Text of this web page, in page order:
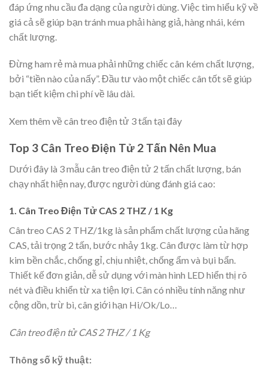
đáp ứng nhu cầu đa dạng của người dùng. Việc tìm hiểu kỹ về
giá cả sẽ giúp bạn tránh mua phải hàng giả, hàng nhái, kém
chất lượng.
Đừng ham rẻ mà mua phải những chiếc cân kém chất lượng,
bởi “tiền nào của nấy”. Đầu tư vào một chiếc cân tốt sẽ giúp
bạn tiết kiệm chi phí về lâu dài.
Xem thêm về cân treo điện tử 3 tấn tại đây
Top 3 Cân Treo Điện Tử 2 Tấn Nên Mua
Dưới đây là 3 mẫu cân treo điện tử 2 tấn chất lượng, bán
chạy nhất hiện nay, được người dùng đánh giá cao:
1. Cân Treo Điện Tử CAS 2 THZ / 1 Kg
Cân treo CAS 2 THZ/1kg là sản phẩm chất lượng của hãng
CAS, tải trọng 2 tấn, bước nhảy 1kg. Cân được làm từ hợp
kim bền chắc, chống gỉ, chịu nhiệt, chống ẩm và bụi bẩn.
Thiết kế đơn giản, dễ sử dụng với màn hình LED hiển thị rõ
nét và điều khiển từ xa tiện lợi. Cân có nhiều tính năng như
cộng dồn, trừ bì, cân giới hạn Hi/Ok/Lo…
Cân treo điện tử CAS 2 THZ / 1 Kg
Thông số kỹ thuật: